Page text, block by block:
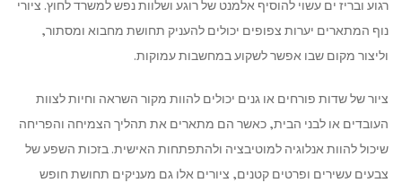
רגוע ובריז ים עשוי להוסיף אלמנט של רוגע ושלוות נפש למשרד לחוץ. ציורי
נוף המתארים יערות צפופים יכולים להעניק תחושת מחבוא ומסתור,
וליצור מקום שבו אפשר לשקוע במחשבות עמוקות.
ציור של שדות פורחים או גנים יכולים להוות מקור השראה וחיות לצוות
העובדים או לבני הבית, כאשר הם מתארים את תהליך הצמיחה והפריחה
שיכול להוות אנלוגיה למוטיבציה ולהתפתחות האישית. בזכות השפע של
צבעים עשירים ופרטים קטנים, ציורים אלו גם מעניקים תחושת חופש